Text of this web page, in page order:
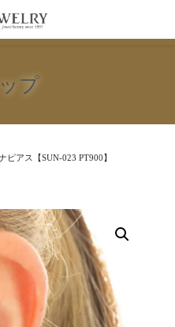
プ
ピアス【SUN-023 PT900】